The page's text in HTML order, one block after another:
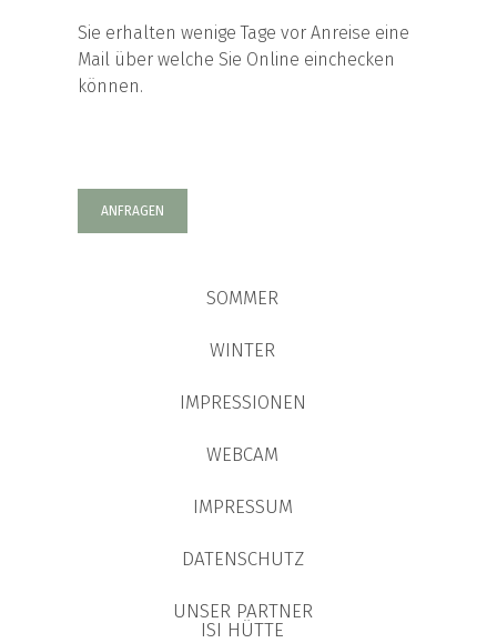
Sie erhalten wenige Tage vor Anreise eine
Mail über welche Sie Online einchecken
können.
ANFRAGEN
SOMMER
WINTER
IMPRESSIONEN
WEBCAM
IMPRESSUM
DATENSCHUTZ
UNSER PARTNER
ISI HÜTTE